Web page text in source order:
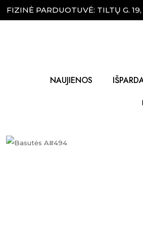
FIZINĖ PARDUOTUVĖ: TILTŲ G.
NAUJIENOS